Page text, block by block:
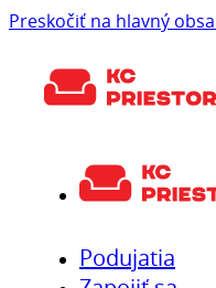
Preskočiť na hlavný
Podujatia